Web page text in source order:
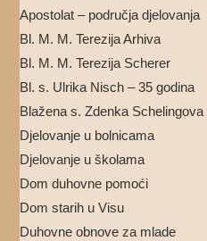
Apostolat – područja djelovanja
Bl. M. M. Terezija Arhiva
Bl. M. M. Terezija Scherer
Bl. s. Ulrika Nisch – 35 godina
Blažena s. Zdenka Schelingova
Djelovanje u bolnicama
Djelovanje u školama
Dom duhovne pomoći
Dom starih u Visu
Duhovne obnove za mlade